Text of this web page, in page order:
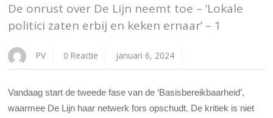
De onrust over De Lijn neemt toe – ‘Lokale
politici zaten erbij en keken ernaar’ – 1
PV 0 Reactie januari 6, 2024
Vandaag start de tweede fase van de ‘Basisbereikbaarheid’,
waarmee De Lijn haar netwerk fors opschudt. De kritiek is niet